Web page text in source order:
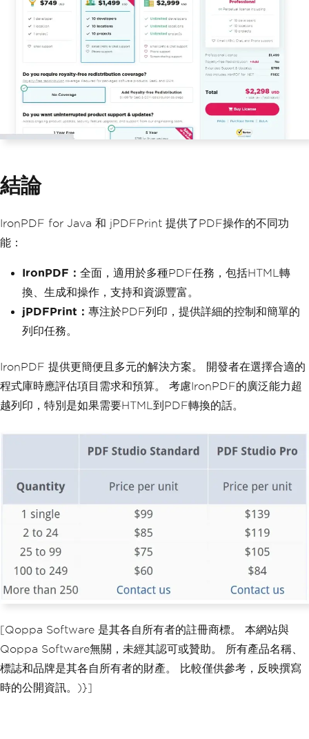
結論
IronPDF for Java 和 jPDFPrint 提供了PDF操作的不同功
能：
IronPDF： 全面，適用於多種PDF任務，包括HTML轉
換、生成和操作，支持和資源豐富。
jPDFPrint： 專注於PDF列印，提供詳細的控制和簡單的
列印任務。
IronPDF 提供更簡便且多元的解決方案。 開發者在選擇合適的
程式庫時應評估項目需求和預算。 考慮IronPDF的廣泛能力超
越列印，特別是如果需要HTML到PDF轉換的話。
[Qoppa Software 是其各自所有者的註冊商標。 本網站與
Qoppa Software無關，未經其認可或贊助。 所有產品名稱、
標誌和品牌是其各自所有者的財產。 比較僅供參考，反映撰寫
時的公開資訊。)}]